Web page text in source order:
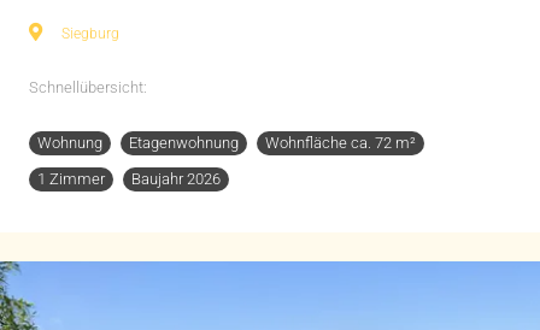
Siegburg
Schnellübersicht:
Wohnung Etagenwohnung
Wohnfläche ca. 72 m²
1 Zimmer
Baujahr 2026